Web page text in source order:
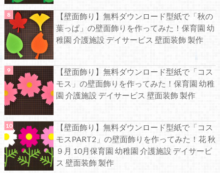
【壁面飾り】無料ダウンロード型紙で「秋の
葉っぱ」の壁面飾りを作ってみた！保育園 幼
稚園 介護施設 デイサービス 壁面装飾 製作
【壁面飾り】無料ダウンロード型紙で「コス
モス」の壁面飾りを作ってみた！保育園 幼稚
園 介護施設 デイサービス 壁面装飾 製作
【壁面飾り】無料ダウンロード型紙で「コス
モスPART2」の壁面飾りを作ってみた！花 秋
９月 10月保育園 幼稚園 介護施設 デイサービ
ス 壁面装飾 製作